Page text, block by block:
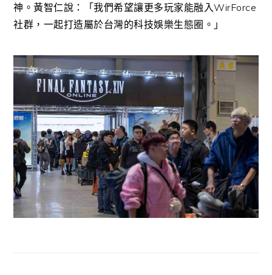
神。黃智仁說：「我們希望讓更多玩家能融入WirForce
社群，一起打造屬於台灣的科技娛樂生態圈。」